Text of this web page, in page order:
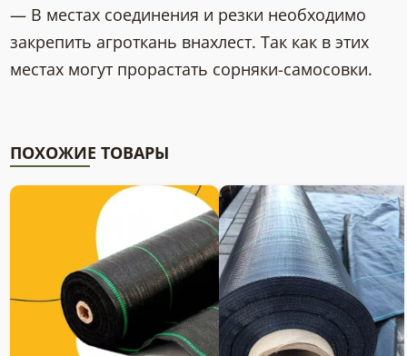
— В местах соединения и резки необходимо
закрепить агроткань внахлест. Так как в этих
местах могут прорастать сорняки-самосовки.
ПОХОЖИЕ ТОВАРЫ